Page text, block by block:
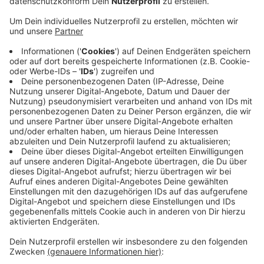
Stadtverwaltung sind die Auswirkungen noch
unklar. Die Gewerkschaft ver.di hat die offiziellen
wissen wir nicht, welche Beschäftigten der Stadt
wann nicht arbeiten sollen, es könnte Montag
(10.03.25) losgehen. Als Beispiele für betroffene
Bereiche nennt die Gewerkschaft die KfZ-
Zulassungsstelle, die Bäder, den Ordnungsdienst
und das Gebäudemanagement.Nach Radio-
Wuppertal-Informationen sollen Mittwoch auch
wieder die städtischen Kitas in unserer Stadt
bestreikt werden.
Veröffentlicht: Freitag, 07.03.2025 16:13
Anzeige